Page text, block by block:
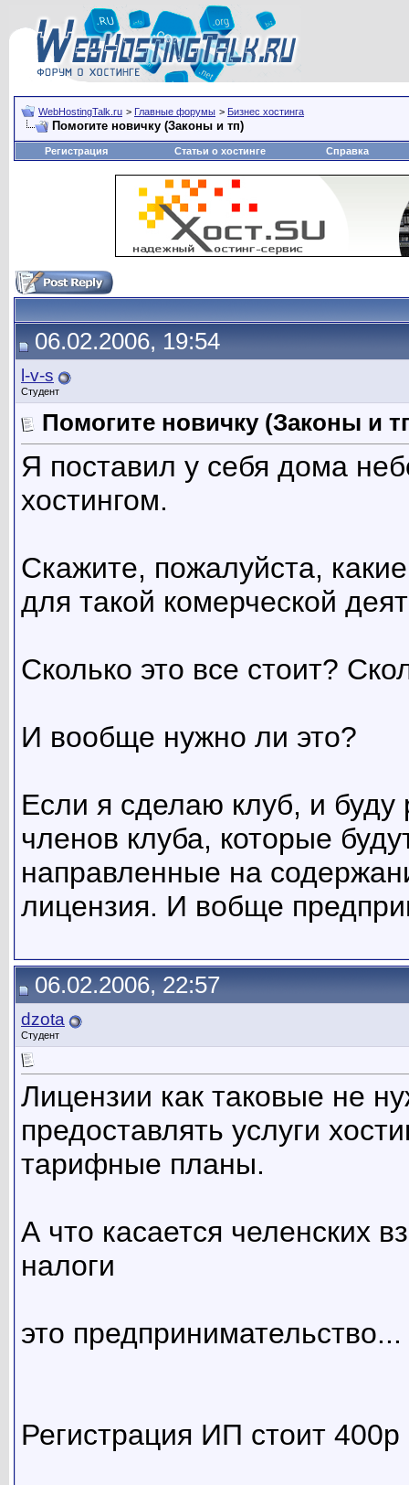
WebHostingTalk.ru > Главные форумы > Бизнес хостинга
Помогите новичку (Законы и тп)
Регистрация Статьи о хостинге Справка
06.02.2006, 19:54
l-v-s
Студент
Помогите новичку (Законы и
Я поставил у себя дома
хостингом.
Скажите, пожалуйста,
для такой комерческой
Сколько это все стоит?
И вообще нужно ли это?
Если я сделаю клуб, и
членов клуба, которые
направленные на
лицензия. И вобще
06.02.2006, 22:57
dzota
Студент
Лицензии как таковые не
предоставлять услуги
тарифные планы.
А что касается челенских
налоги
это предпринимательство...
Регистрация ИП стоит